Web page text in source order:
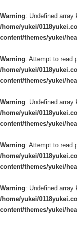
Warning: Undefined array
/home/yukei/
content/themes/yukei/
Warning: Attempt to read
/home/yukei/
content/themes/yukei/
Warning: Undefined array
/home/yukei/
content/themes/yukei/
Warning: Attempt to read
/home/yukei/
content/themes/yukei/
Warning: Undefined array
/home/yukei/
content/themes/yukei/